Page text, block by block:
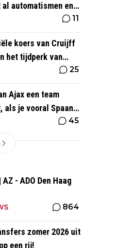
automatismen en
11
koers van Cruijff
het tijdperk van
25
Ajax een team
als je vooral Spaans
45
864
zomer 2026 uit
een rij!